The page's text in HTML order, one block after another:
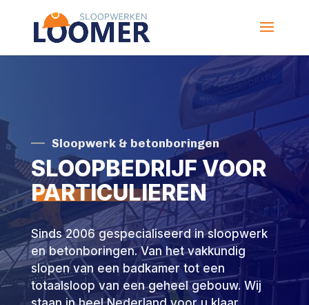
Sloopwerk & betonboringen
SLOOPBEDRIJF VOOR
PARTICULIEREN
Sinds 2006 gespecialiseerd in sloopwerk
en betonboringen. Van het vakkundig
slopen van een badkamer tot een
totaalsloop van een geheel gebouw. Wij